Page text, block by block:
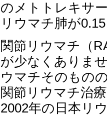
のメトトレキサ
リウマチ肺が
関節リウマチ（
が少なくありま
ウマチそのもの
関節リウマチ治
2002年の日本リ